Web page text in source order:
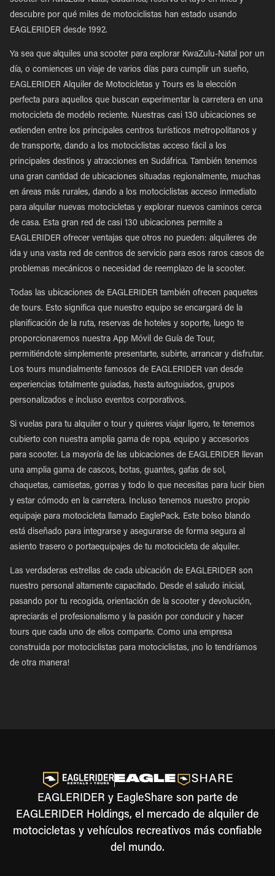
descubre por qué miles de motociclistas han estado usando
EAGLERIDER desde 1992.
Ya sea que alquiles una scooter para explorar KwaZulu-Natal por un
día, o comiences un viaje de varios días para cumplir un sueño,
EAGLERIDER Alquiler de Motocicletas y Tours es la elección
perfecta para aquellos que buscan experimentar la carretera en una
motocicleta de modelo reciente. Nuestras casi 130 ubicaciones se
extienden entre los principales centros turísticos metropolitanos y
de transporte, dando a los motociclistas acceso fácil a los
principales destinos y atracciones en Sudáfrica. También tenemos
una gran cantidad de ubicaciones situadas regionalmente, muchas
en áreas más rurales, dando a los motociclistas acceso inmediato
para alquilar nuevas motocicletas y explorar nuevos caminos cerca
de casa. Esta gran red de casi 130 ubicaciones permite a
EAGLERIDER ofrecer ventajas que otros no pueden: alquileres de
ida y una vasta red de centros de servicio para esos raros casos de
problemas mecánicos o necesidad de reemplazo de la scooter.
Todas las ubicaciones de EAGLERIDER también ofrecen paquetes
de tours. Esto significa que nuestro equipo se encargará de la
planificación de la ruta, reservas de hoteles y soporte, luego te
proporcionaremos nuestra App Móvil de Guía de Tour,
permitiéndote simplemente presentarte, subirte, arrancar y disfrutar.
Los tours mundialmente famosos de EAGLERIDER van desde
experiencias totalmente guiadas, hasta autoguiados, grupos
personalizados e incluso eventos corporativos.
Si vuelas para tu alquiler o tour y quieres viajar ligero, te tenemos
cubierto con nuestra amplia gama de ropa, equipo y accesorios
para scooter. La mayoría de las ubicaciones de EAGLERIDER llevan
una amplia gama de cascos, botas, guantes, gafas de sol,
chaquetas, camisetas, gorras y todo lo que necesitas para lucir bien
y estar cómodo en la carretera. Incluso tenemos nuestro propio
equipaje para motocicleta llamado EaglePack. Este bolso blando
está diseñado para integrarse y asegurarse de forma segura al
asiento trasero o portaequipajes de tu motocicleta de alquiler.
Las verdaderas estrellas de cada ubicación de EAGLERIDER son
nuestro personal altamente capacitado. Desde el saludo inicial,
pasando por tu recogida, orientación de la scooter y devolución,
apreciarás el profesionalismo y la pasión por conducir y hacer
tours que cada uno de ellos comparte. Como una empresa
construida por motociclistas para motociclistas, ¡no lo tendríamos
de otra manera!
EAGLERIDER y EagleShare son parte de
EAGLERIDER Holdings, el mercado de alquiler de
motocicletas y vehículos recreativos más confiable
del mundo.